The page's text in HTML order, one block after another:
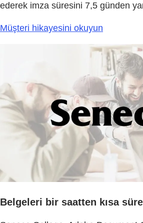
ederek imza süresini 7,5 günden
Müşteri hikayesini okuyun
Belgeleri bir saatten kısa